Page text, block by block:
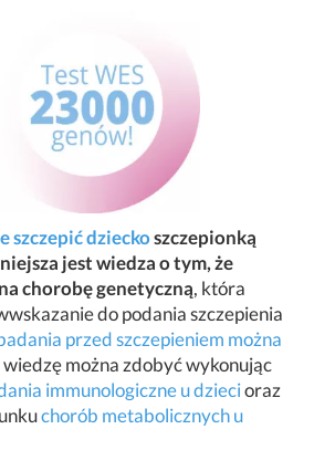
szczepić dzieckoszczepionką
jest wiedza o tym, że
chorobę genetyczną, która
do podania szczepienia
przed szczepieniem można
wiedzę można zdobyć wykonując
immunologiczne u dziecioraz
chorób metabolicznych u